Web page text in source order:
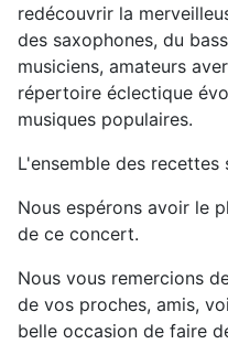
redécouvrir la
des saxophones, du
musiciens, amateurs
répertoire éclectique
musiques populaires.
L'ensemble des recettes
Nous espérons avoir le
de ce concert.
Nous vous remercions
de vos proches, amis,
belle occasion de faire